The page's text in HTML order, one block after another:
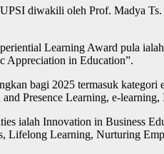
diwakili oleh Prof. Madya
Learning Award pula
Appreciation in Education”.
bagi 2025 termasuk
Presence Learning, e-
ialah Innovation in Business
Lifelong Learning, Nurturing